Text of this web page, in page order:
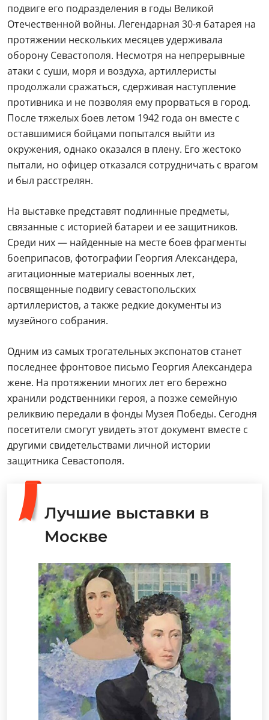
подвиге его подразделения в годы Великой
Отечественной войны. Легендарная 30-я батарея на
протяжении нескольких месяцев удерживала
оборону Севастополя. Несмотря на непрерывные
атаки с суши, моря и воздуха, артиллеристы
продолжали сражаться, сдерживая наступление
противника и не позволяя ему прорваться в город.
После тяжелых боев летом 1942 года он вместе с
оставшимися бойцами попытался выйти из
окружения, однако оказался в плену. Его жестоко
пытали, но офицер отказался сотрудничать с врагом
и был расстрелян.
На выставке представят подлинные предметы,
связанные с историей батареи и ее защитников.
Среди них — найденные на месте боев фрагменты
боеприпасов, фотографии Георгия Александера,
агитационные материалы военных лет,
посвященные подвигу севастопольских
артиллеристов, а также редкие документы из
музейного собрания.
Одним из самых трогательных экспонатов станет
последнее фронтовое письмо Георгия Александера
жене. На протяжении многих лет его бережно
хранили родственники героя, а позже семейную
реликвию передали в фонды Музея Победы. Сегодня
посетители смогут увидеть этот документ вместе с
другими свидетельствами личной истории
защитника Севастополя.
Лучшие выставки в
Москве